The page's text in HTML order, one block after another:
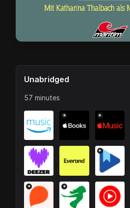
Unabridged
57 minutes
* *
*
* *